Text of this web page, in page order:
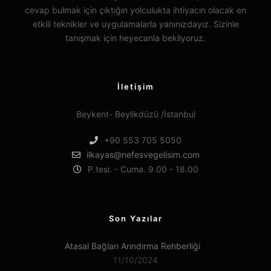
cevap bulmak için çıktığın yolculukta ihtiyacın olacak en
etkili teknikler ve uygulamalarla yanınızdayız. Sizinle
tanışmak için heyecanla bekliyoruz.
İletişim
Beykent- Beylikdüzü /İstanbul
+90 553 705 5050
ilkayas@nefesvegelisim.com
P.tesi. - Cuma. 9.00 - 18.00
Son Yazılar
Atasal Bağları Arındırma Rehberliği
11/10/2024